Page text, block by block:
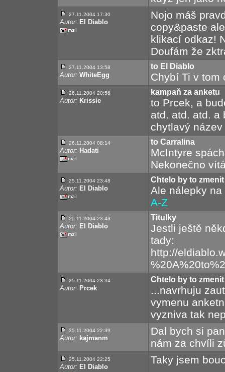
27.11.2004 17:30
Autor: El Diablo
Nojo máš
copy&paste
klikací odkaz!
Doufám že
27.11.2004 13:58
Autor: WhiteEgg
to El Diablo
Chybí Ti v tom
26.11.2004 20:56
Autor: Krissie
kampaň za anketu
to Prcek, a
atd. atd. atd. a
chytlavý
26.11.2004 08:14
Autor: Hadati
to Carralina
McIntyre
Nekonečno
25.11.2004 23:48
Autor: El Diablo
Chtelo by to
Ale nálepky
A-Z
25.11.2004 23:43
Autor: El Diablo
Titulky
Jestli ještě
tady:
http://
25.11.2004 23:34
Autor: Prcek
Chtelo by to
...navrhuju
vymenu
vyzniva tak
25.11.2004 22:39
Autor: kajmanm
Dal bych si
nám za chvíli
25.11.2004 22:25
Autor: El Diablo
Taky jsem